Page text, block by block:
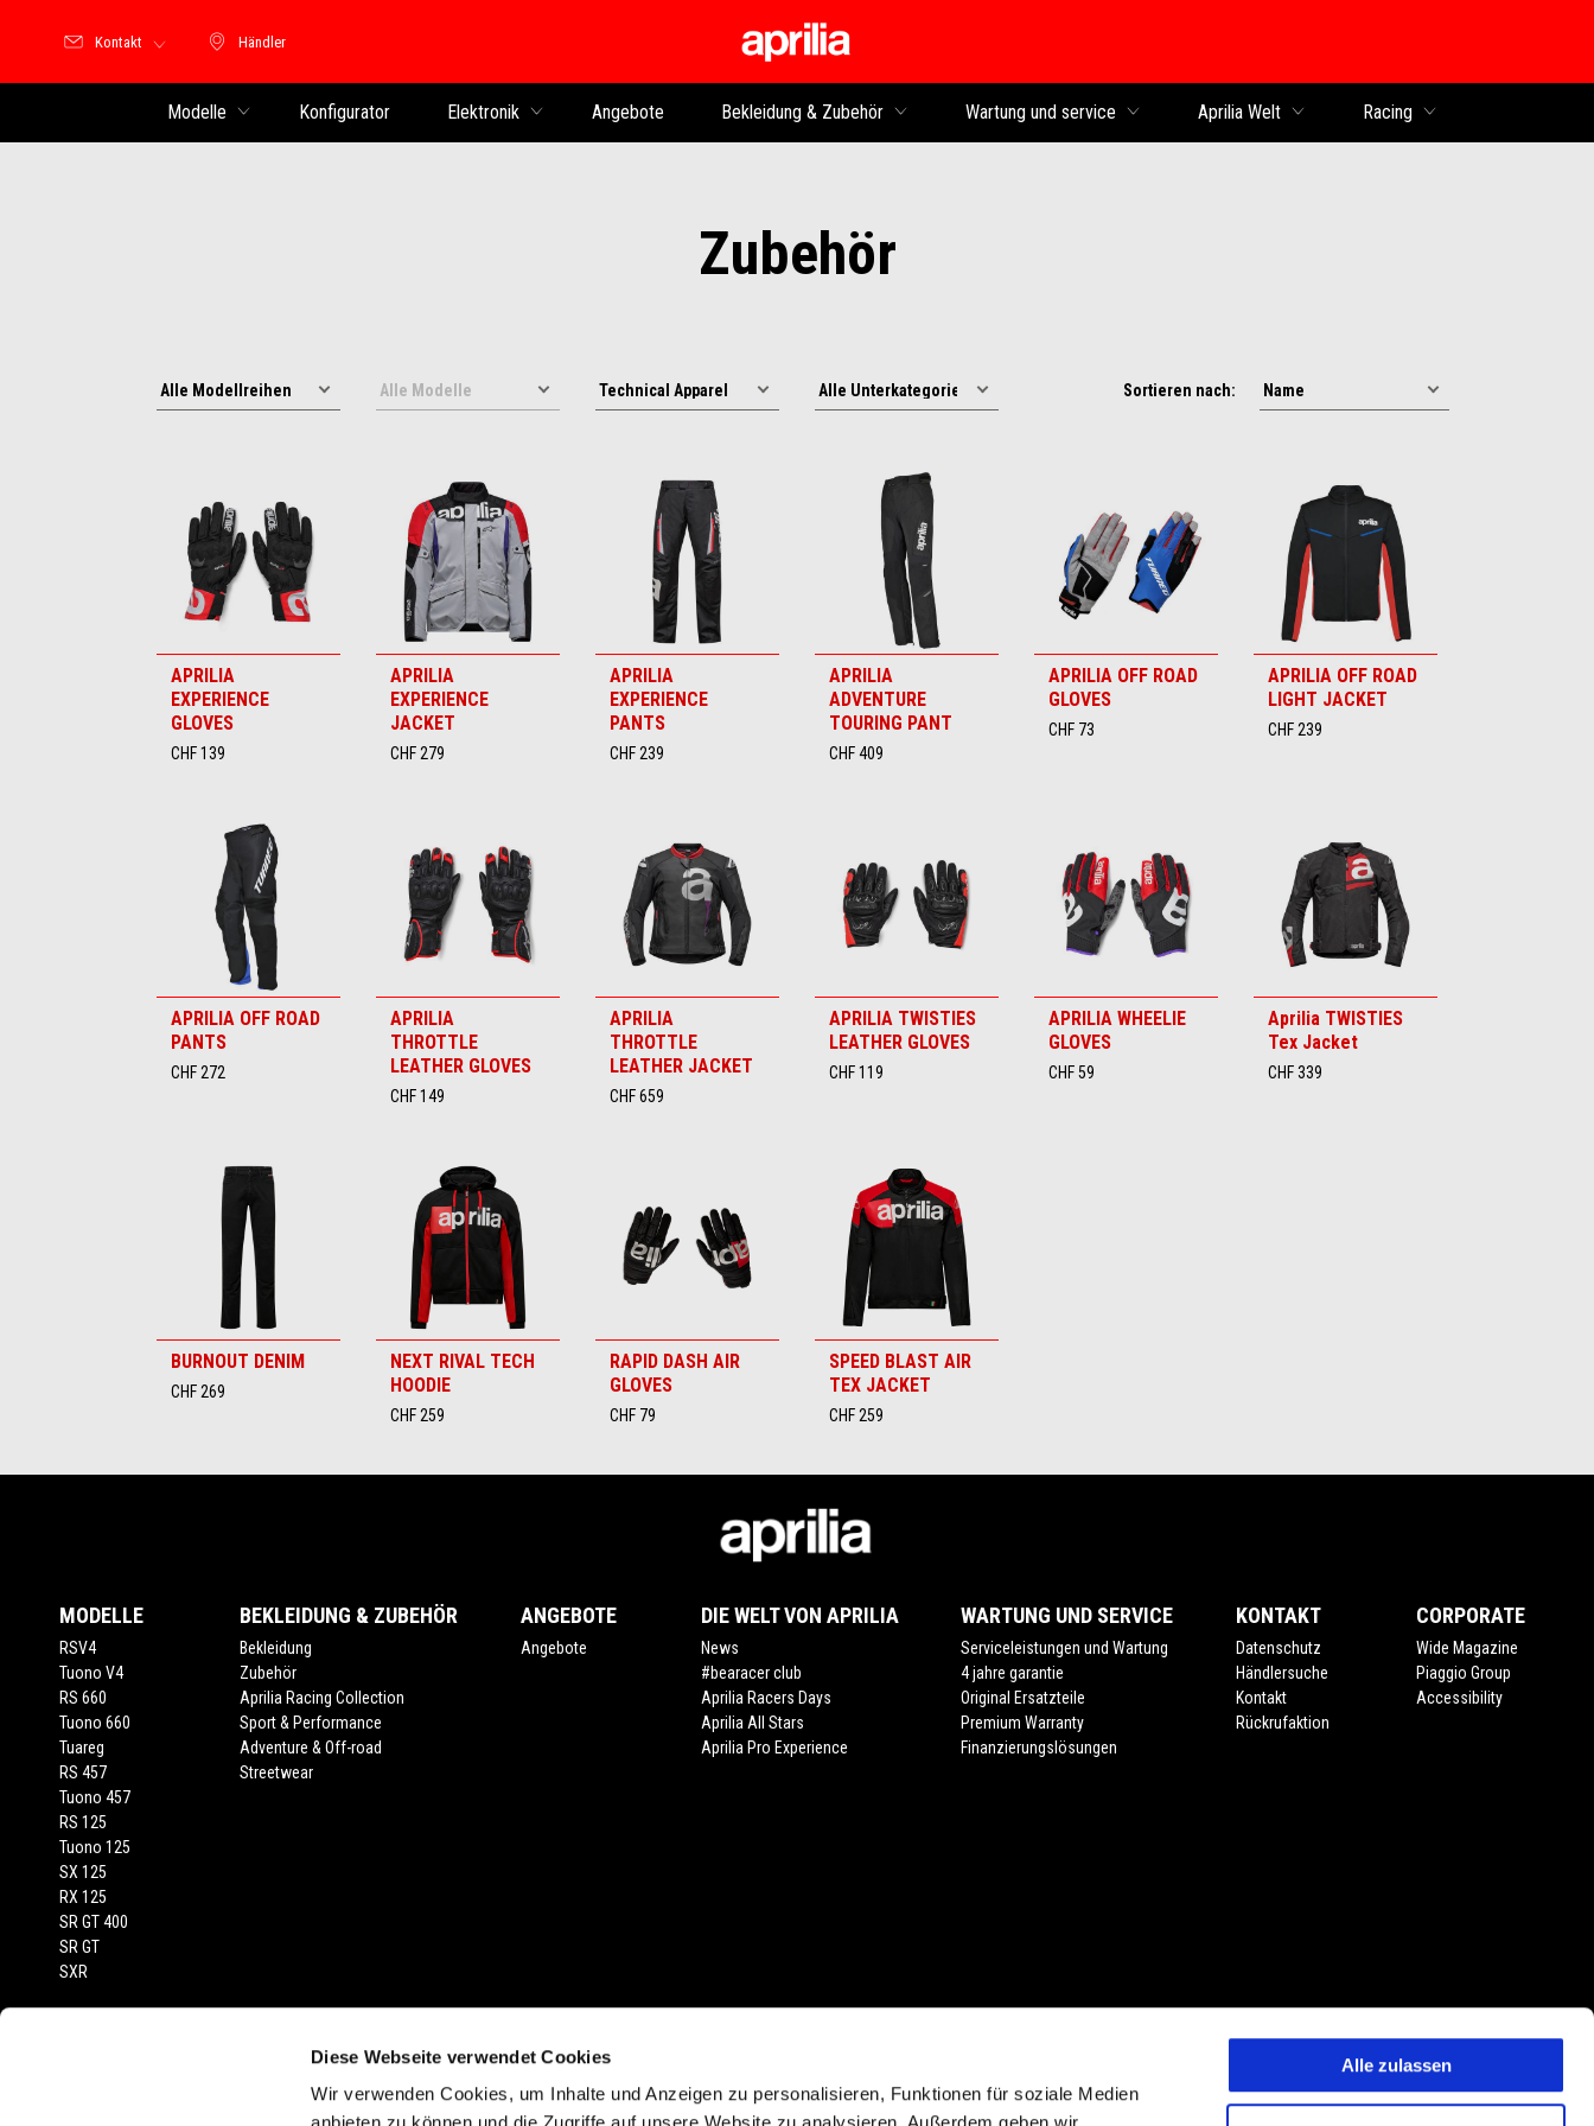
Diese Webseite verwendet Cookies
Wir verwenden Cookies, um Inhalte und Anzeigen zu personalisieren, Funktionen für soziale Medien
Alle zulassen
Händler
Händler
Kontakt
Modelle Konfigurator Elektronik Angebote Bekleidung & Zubehör Wartung und service Aprilia Welt Racing
Zubehör
Sortieren nach:
APRILIA
EXPERIENCE
GLOVES
CHF 139
APRILIA
EXPERIENCE
JACKET
CHF 279
APRILIA
EXPERIENCE
PANTS
CHF 239
APRILIA
ADVENTURE
TOURING PANT
CHF 409
APRILIA OFF ROAD
GLOVES
CHF 73
APRILIA OFF ROAD
LIGHT JACKET
CHF 239
APRILIA OFF ROAD
PANTS
CHF 272
APRILIA
THROTTLE
LEATHER GLOVES
CHF 149
APRILIA
THROTTLE
LEATHER JACKET
CHF 659
APRILIA TWISTIES
LEATHER GLOVES
CHF 119
APRILIA WHEELIE
GLOVES
CHF 59
Aprilia TWISTIES
Tex Jacket
CHF 339
BURNOUT DENIM
CHF 269
NEXT RIVAL TECH
HOODIE
CHF 259
RAPID DASH AIR
GLOVES
CHF 79
SPEED BLAST AIR
TEX JACKET
CHF 259
MODELLE
RSV4
Tuono V4
RS 660
Tuono 660
Tuareg
RS 457
Tuono 457
RS 125
Tuono 125
SX 125
RX 125
SR GT 400
SR GT
SXR
BEKLEIDUNG & ZUBEHÖR
Bekleidung
Zubehör
Aprilia Racing Collection
Sport & Performance
Adventure & Off-road
Streetwear
ANGEBOTE
Angebote
DIE WELT VON APRILIA
News
#bearacer club
Aprilia Racers Days
Aprilia All Stars
Aprilia Pro Experience
WARTUNG UND SERVICE
Serviceleistungen und Wartung
4 jahre garantie
Original Ersatzteile
Premium Warranty
Finanzierungslösungen
KONTAKT
Datenschutz
Händlersuche
Kontakt
Rückrufaktion
CORPORATE
Wide Magazine
Piaggio Group
Accessibility
Empfohlene Verkaufspreise inkl. MwSt., Transport und Fahrzeugprüfbericht (Form. 13.20). Zuzüglich individuelle Ablieferungspauschale des Händlers. Preisänderungen jederzeit und ohne Vorankündigung vorbehalten. Die
abgebildeten Fahrzeuge und Zubehörartikel dienen nur zur Darstellung der Farbe. Verfügbarkeiten, eventuelle Abweichungen von Ausstattung, Produktmerkmalen, Dekore oder Sitzbankfarben vorbehalten. Abweichungen von